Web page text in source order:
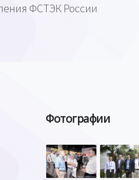
ФСТЭК России
Фотографии